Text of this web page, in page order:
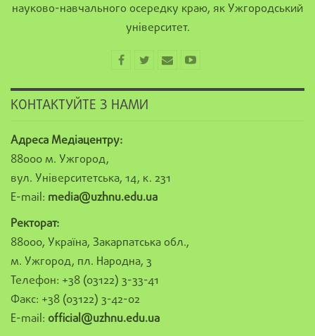
науково-навчального осередку краю, як Ужгородський
університет.
КОНТАКТУЙТЕ З НАМИ
Адреса Медіацентру:
88000 м. Ужгород,
вул. Університетська, 14, к. 231
E-mail: media@uzhnu.edu.ua
Ректорат:
88000, Україна, Закарпатська обл.,
м. Ужгород, пл. Народна, 3
Телефон: +38 (03122) 3-33-41
Факс: +38 (03122) 3-42-02
E-mail: official@uzhnu.edu.ua